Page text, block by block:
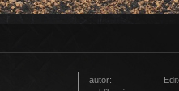
autor: